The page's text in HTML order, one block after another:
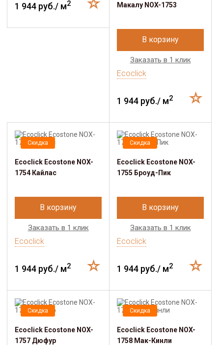
1 944 руб./ м2 Макалу NOX-1753
В корзину
Заказать в 1 клик
Ecoclick
1 944 руб./ м2
Скидка
Ecoclick Ecostone NOX-
1754 Кайлас
В корзину
Заказать в 1 клик
Ecoclick
1 944 руб./ м2
Скидка
Ecoclick Ecostone NOX-
1755 Броуд-Пик
В корзину
Заказать в 1 клик
Ecoclick
1 944 руб./ м2
Скидка
Ecoclick Ecostone NOX-
1757 Дюфур
Скидка
Ecoclick Ecostone NOX-
1758 Мак-Кинли